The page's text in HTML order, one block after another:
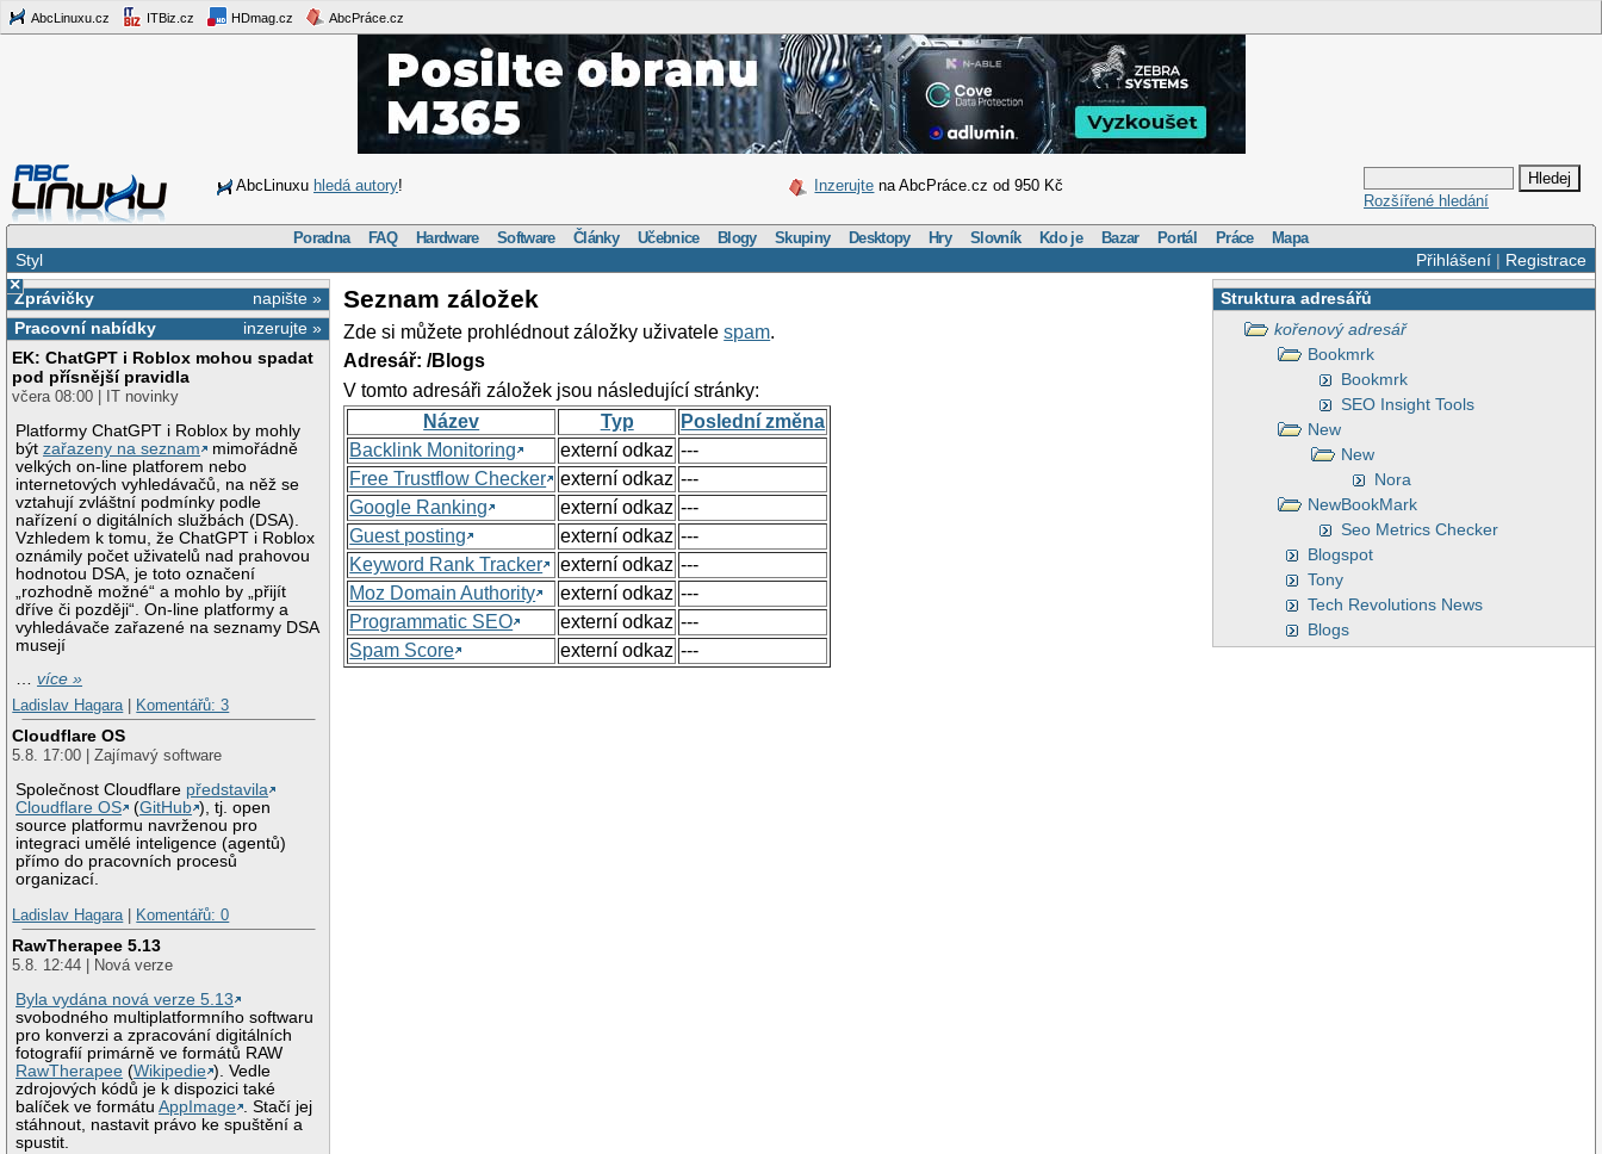
AbcLinuxu.cz ITBiz.cz HDmag.cz AbcPráce.cz
AbcLinuxu hledá autory! Inzerujte na AbcPráce.cz od 950 Kč
Rozšířené hledání
Poradna FAQ Hardware Software Články Učebnice Blogy Skupiny Desktopy Hry Slovník Kdo je Bazar Portál Práce Mapa
Přihlášení| Registrace
Styl
×
napište »
Zprávičky
inzerujte »
Pracovní nabídky
EK: ChatGPT i Roblox mohou spadat
pod přísnější pravidla
včera 08:00 | IT novinky
Platformy ChatGPT i Roblox by mohly
býtzařazeny na seznam
mimořádně
velkých on-line platforem nebo
internetových vyhledávačů, na něž se
vztahují zvláštní podmínky podle
nařízení o digitálních službách (DSA).
Vzhledem k tomu, že ChatGPT i Roblox
oznámily počet uživatelů nad prahovou
hodnotou DSA, je toto označení
„rozhodně možné“ a mohlo by „přijít
dříve či později“. On-line platformy a
vyhledávače zařazené na seznamy DSA
musejí
…více »
Ladislav Hagara
Komentářů: 3
Cloudflare OS
5.8. 17:00 | Zajímavý software
Společnost Cloudflare představila
Cloudflare OS
(GitHub ), tj. open
source platformu navrženou pro
integraci umělé inteligence (agentů)
přímo do pracovních procesů
organizací.
Ladislav Hagara
Komentářů: 0
RawTherapee 5.13
5.8. 12:44 | Nová verze
Byla vydána nová verze 5.13
svobodného multiplatformního softwaru
pro konverzi a zpracování digitálních
fotografií primárně ve formátů RAW
RawTherapee (Wikipedie ). Vedle
zdrojových kódů je k dispozici také
balíček ve formátuAppImage . Stačí jej
stáhnout, nastavit právo ke spuštění a
spustit.
Struktura adresářů
kořenový adresář
Bookmrk
Bookmrk
SEO Insight Tools
New
New
Nora
NewBookMark
Seo Metrics Checker
Blogspot
Tony
Tech Revolutions News
Blogs
Seznam záložek
Zde si můžete prohlédnout záložky uživatelespam.
Adresář: /Blogs
V tomto adresáři záložek jsou následující stránky:
Název
Typ
Poslední změna
Backlink Monitoring
externí odkaz ---
Free Trustflow Checker
externí odkaz ---
Google Ranking
externí odkaz ---
Guest posting
externí odkaz ---
Keyword Rank Tracker
externí odkaz ---
Moz Domain Authority
externí odkaz ---
Programmatic SEO
externí odkaz ---
Spam Score
externí odkaz ---